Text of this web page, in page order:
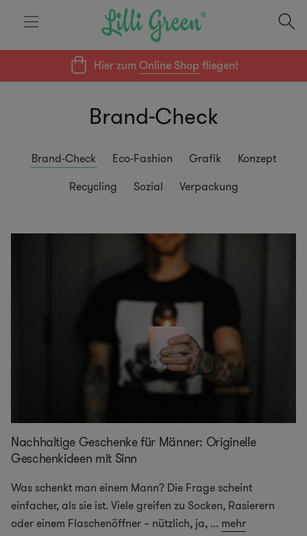
Hier zumOnline Shop fliegen!
Brand-Check
Brand-Check Eco-Fashion Grafik
Konzept
Recycling
Sozial Verpackung
Nachhaltige Geschenke für Männer: Originelle
Geschenkideen mit Sinn
Was schenkt man einem Mann? Die Frage scheint
einfacher, als sie ist. Viele greifen zu Socken, Rasierern
oder einem Flaschenöffner – nützlich, ja, ... mehr